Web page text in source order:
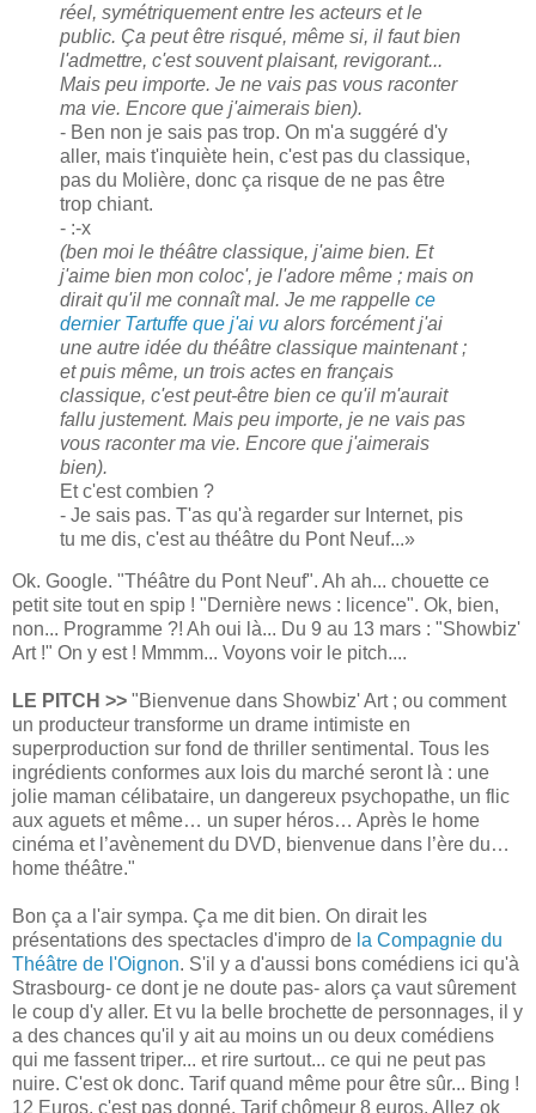
réel, symétriquement entre les acteurs et le
public. Ça peut être risqué, même si, il faut bien
l'admettre, c'est souvent plaisant, revigorant...
Mais peu importe. Je ne vais pas vous raconter
ma vie. Encore que j'aimerais bien).
- Ben non je sais pas trop. On m'a suggéré d'y
aller, mais t'inquiète hein, c'est pas du classique,
pas du Molière, donc ça risque de ne pas être
trop chiant.
- :-x
(ben moi le théâtre classique, j'aime bien. Et
j'aime bien mon coloc', je l'adore même ; mais on
dirait qu'il me connaît mal. Je me rappelle ce
dernier Tartuffe que j'ai vu alors forcément j'ai
une autre idée du théâtre classique maintenant ;
et puis même, un trois actes en français
classique, c'est peut-être bien ce qu'il m'aurait
fallu justement. Mais peu importe, je ne vais pas
vous raconter ma vie. Encore que j'aimerais
bien).
Et c'est combien ?
- Je sais pas. T'as qu'à regarder sur Internet, pis
tu me dis, c'est au théâtre du Pont Neuf...»
Ok. Google. "Théâtre du Pont Neuf". Ah ah... chouette ce
petit site tout en spip ! "Dernière news : licence". Ok, bien,
non... Programme ?! Ah oui là... Du 9 au 13 mars : "Showbiz'
Art !" On y est ! Mmmm... Voyons voir le pitch....
LE PITCH >> "Bienvenue dans Showbiz' Art ; ou comment
un producteur transforme un drame intimiste en
superproduction sur fond de thriller sentimental. Tous les
ingrédients conformes aux lois du marché seront là : une
jolie maman célibataire, un dangereux psychopathe, un flic
aux aguets et même… un super héros… Après le home
cinéma et l’avènement du DVD, bienvenue dans l’ère du…
home théâtre."
Bon ça a l'air sympa. Ça me dit bien. On dirait les
présentations des spectacles d'impro de la Compagnie du
Théâtre de l'Oignon. S'il y a d'aussi bons comédiens ici qu'à
Strasbourg- ce dont je ne doute pas- alors ça vaut sûrement
le coup d'y aller. Et vu la belle brochette de personnages, il y
a des chances qu'il y ait au moins un ou deux comédiens
qui me fassent triper... et rire surtout... ce qui ne peut pas
nuire. C'est ok donc. Tarif quand même pour être sûr... Bing !
12 Euros, c'est pas donné. Tarif chômeur 8 euros. Allez ok